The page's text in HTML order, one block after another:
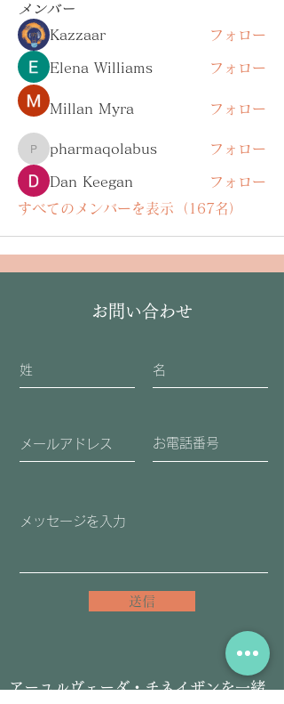
メンバー
Kazzaar
フォロー
Elena Williams フォロー
Millan Myra フォロー
pharmaqolabus
pharmaqolabus フォロー
Dan Keegan
フォロー
すべてのメンバーを表示（167名）
お問い合わせ
送信
​アーユルヴェーダ・チネイザンを一緒